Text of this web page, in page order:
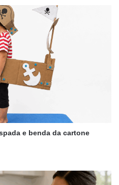
e benda da cartone